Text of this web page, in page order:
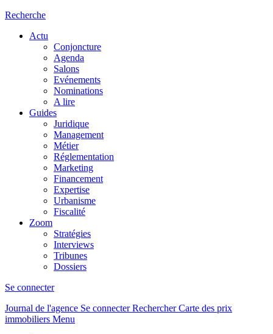
Recherche
Actu
Conjoncture
Agenda
Salons
Evénements
Nominations
A lire
Guides
Juridique
Management
Métier
Réglementation
Marketing
Financement
Expertise
Urbanisme
Fiscalité
Zoom
Stratégies
Interviews
Tribunes
Dossiers
Se connecter
Journal de l'agence Se connecterRechercher Carte des prix
immobiliers Menu